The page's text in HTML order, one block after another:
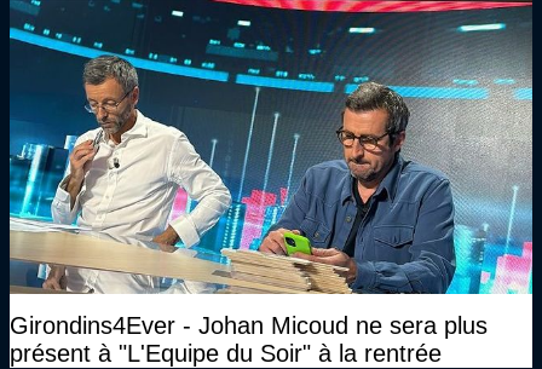
Girondins4Ever - Johan Micoud ne sera plus
présent à "L'Equipe du Soir" à la rentrée